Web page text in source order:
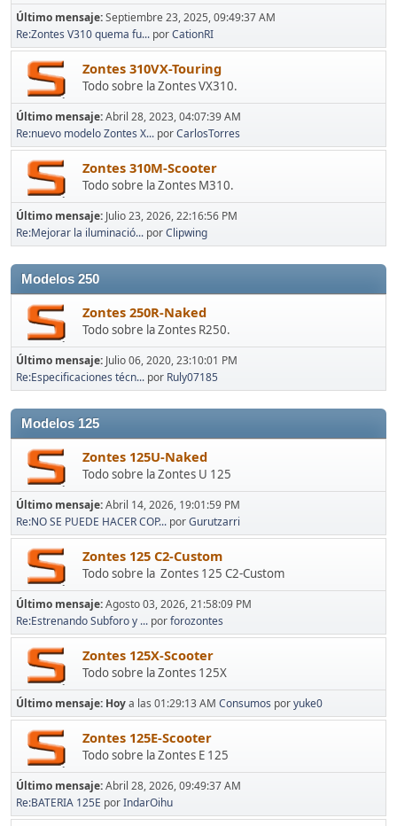
Último mensaje:Septiembre 23, 2025, 09:49:37 AM
Re:Zontes V310 quema fu... porCationRI
Zontes 310VX-Touring
Todo sobre la Zontes VX310.
Último mensaje:Abril 28, 2023, 04:07:39 AM
Re:nuevo modelo Zontes X... porCarlosTorres
Zontes 310M-Scooter
Todo sobre la Zontes M310.
Último mensaje: Julio 23, 2026, 22:16:56 PM
Re:Mejorar la iluminació... porClipwing
Modelos 250
Zontes 250R-Naked
Todo sobre la Zontes R250.
Último mensaje: Julio 06, 2020, 23:10:01 PM
Re:Especificaciones técn... por Ruly07185
Modelos 125
Zontes 125U-Naked
Todo sobre la Zontes U 125
Último mensaje:Abril 14, 2026, 19:01:59 PM
Re:NO SE PUEDE HACER COP... porGurutzarri
Zontes 125 C2-Custom
Todo sobre la Zontes 125 C2-Custom
Último mensaje:Agosto 03, 2026, 21:58:09 PM
Re:Estrenando Subforo y ... porforozontes
Zontes 125X-Scooter
Todo sobre la Zontes 125X
Último mensaje: Hoya las 01:29:13 AM Consumos poryuke0
Zontes 125E-Scooter
Todo sobre la Zontes E 125
Último mensaje:Abril 28, 2026, 09:49:37 AM
Re:BATERIA 125E porIndarOihu